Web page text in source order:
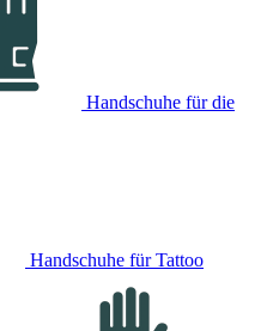
Handschuhe für die
Handschuhe für Tattoo